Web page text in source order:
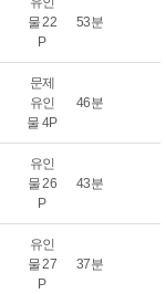
물 22
P
53분
문제
유인
물 4P
46분
유인
물 26
P
43분
유인
물 27
P
37분